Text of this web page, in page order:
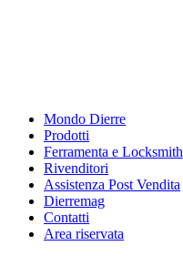
Mondo Dierre
Prodotti
Ferramenta e Locksmith
Rivenditori
Assistenza Post Vendita
Dierremag
Contatti
Area riservata